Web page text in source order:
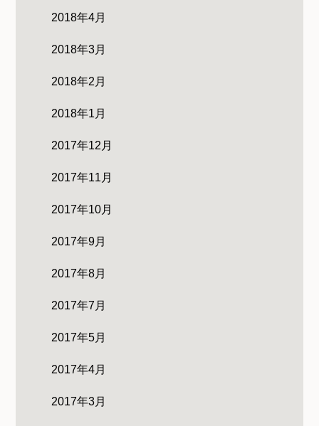
2018年4月
2018年3月
2018年2月
2018年1月
2017年12月
2017年11月
2017年10月
2017年9月
2017年8月
2017年7月
2017年5月
2017年4月
2017年3月